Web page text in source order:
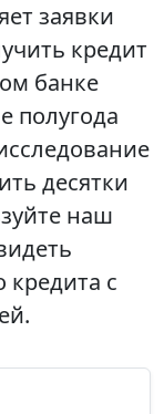
заявки
кредит
банке
полугода
десятки
наш
кредита с